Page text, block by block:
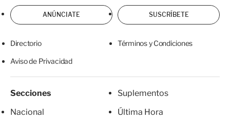
ANÚNCIATE SUSCRÍBETE
Directorio Términos y Condiciones
Aviso de Privacidad
Secciones
Nacional
Suplementos
Última Hora